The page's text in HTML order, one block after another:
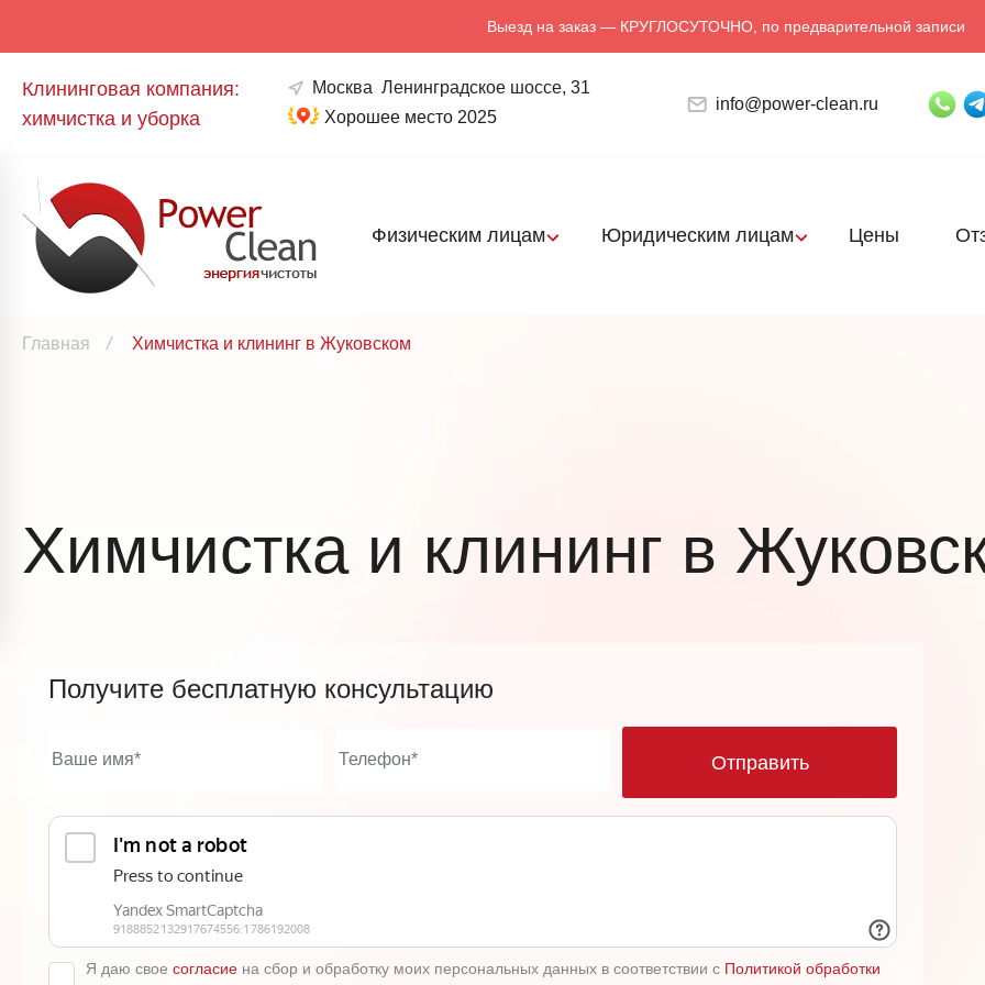
Выезд на заказ — КРУГЛОСУТОЧНО, по предварительной записи
Клининговая компания:
химчистка и уборка
Москва Ленинградское шоссе, 31
Хорошее место 2025
info@power-clean.ru
Физическим лицам Юридическим лицам Цены
Главная / Химчистка и клининг в Жуковском
Химчистка и клининг в
Получите бесплатную консультацию
Отправить
Я даю свое согласие на сбор и обработку моих персональных данных в соответствии с Политикой обработки